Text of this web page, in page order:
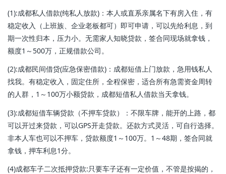
(1):成都私人借款(纯私人放款)：本人或直系亲属名下有房入住，有
稳定收入（上班族、企业老板都可）即可申请，可以先给利息，到
期一次性归本，压力小。无需家人知晓贷款，签合同现场就拿钱，
额度1～500万，正规借款公司。
(2):成都民间借贷(应急保密借款)：成都短借上门放款，急用钱私人
找我。有稳定收入，固定住所，全程保密，适合所有急需资金周转
的人群，1～100万小额贷款，成都短借私人借款当天拿钱。
(3):成都短借车辆贷款（不押车贷款）：不限车牌，能开的上路，都
可以开过来贷款，可以GPS开走贷款。还款方式灵活，可自行选择。
非本人车也可以不押车，贷款额度1～100万。1～48期，签合同就
拿钱，押车利息1分。
(4)成都车子二次抵押贷款:只要车子还有一定价值，不管是按揭的，